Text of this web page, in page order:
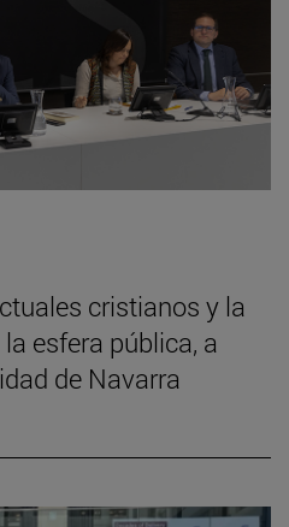
cristianos y la
esfera pública, a
de Navarra